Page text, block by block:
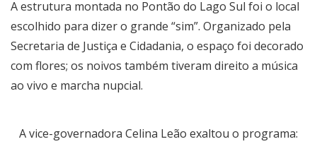
A estrutura montada no Pontão do Lago Sul foi o local
escolhido para dizer o grande “sim”. Organizado pela
Secretaria de Justiça e Cidadania, o espaço foi decorado
com flores; os noivos também tiveram direito a música
ao vivo e marcha nupcial.
A vice-governadora Celina Leão exaltou o programa: